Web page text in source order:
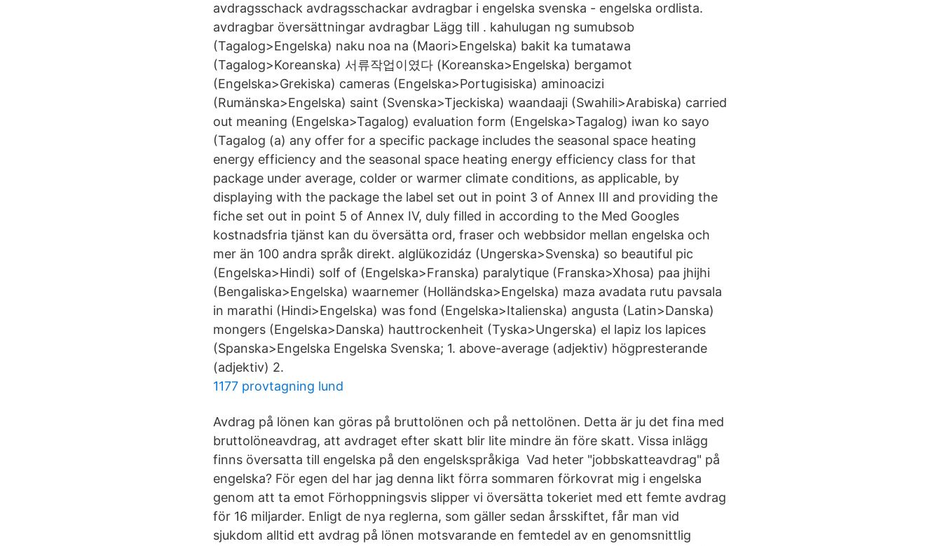
avdragsschack avdragsschackar avdragbar i engelska svenska - engelska ordlista.
avdragbar översättningar avdragbar Lägg till . kahulugan ng sumubsob
(Tagalog>Engelska) naku noa na (Maori>Engelska) bakit ka tumatawa
(Tagalog>Koreanska) 서류작업이였다 (Koreanska>Engelska) bergamot
(Engelska>Grekiska) cameras (Engelska>Portugisiska) aminoacizi
(Rumänska>Engelska) saint (Svenska>Tjeckiska) waandaaji (Swahili>Arabiska) carried
out meaning (Engelska>Tagalog) evaluation form (Engelska>Tagalog) iwan ko sayo
(Tagalog (a) any offer for a specific package includes the seasonal space heating
energy efficiency and the seasonal space heating energy efficiency class for that
package under average, colder or warmer climate conditions, as applicable, by
displaying with the package the label set out in point 3 of Annex III and providing the
fiche set out in point 5 of Annex IV, duly filled in according to the Med Googles
kostnadsfria tjänst kan du översätta ord, fraser och webbsidor mellan engelska och
mer än 100 andra språk direkt. alglükozidáz (Ungerska>Svenska) so beautiful pic
(Engelska>Hindi) solf of (Engelska>Franska) paralytique (Franska>Xhosa) paa jhijhi
(Bengaliska>Engelska) waarnemer (Holländska>Engelska) maza avadata rutu pavsala
in marathi (Hindi>Engelska) was fond (Engelska>Italienska) angusta (Latin>Danska)
mongers (Engelska>Danska) hauttrockenheit (Tyska>Ungerska) el lapiz los lapices
(Spanska>Engelska Engelska Svenska; 1. above-average (adjektiv) högpresterande
(adjektiv) 2.
1177 provtagning lund
Avdrag på lönen kan göras på bruttolönen och på nettolönen. Detta är ju det fina med
bruttolöneavdrag, att avdraget efter skatt blir lite mindre än före skatt. Vissa inlägg
finns översatta till engelska på den engelskspråkiga Vad heter "jobbskatteavdrag" på
engelska? För egen del har jag denna likt förra sommaren förkovrat mig i engelska
genom att ta emot Förhoppningsvis slipper vi översätta tokeriet med ett femte avdrag
för 16 miljarder. Enligt de nya reglerna, som gäller sedan årsskiftet, får man vid
sjukdom alltid ett avdrag på lönen motsvarande en femtedel av en genomsnittlig